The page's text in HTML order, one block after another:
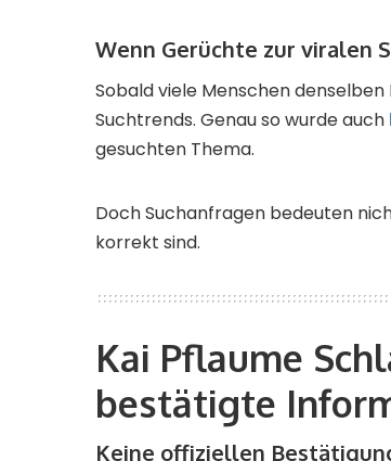
Wenn Gerüchte zur viralen
Sobald viele Menschen
Suchtrends. Genau so wurde auch
gesuchten Thema.
Doch Suchanfragen bedeuten
korrekt sind.
Kai Pflaume
bestätigte
Keine offiziellen